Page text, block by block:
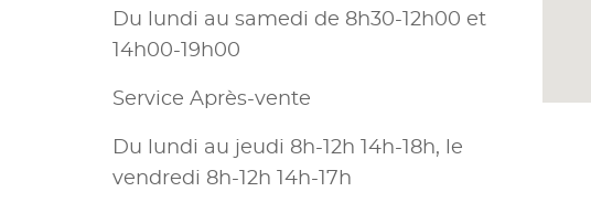
Du lundi au samedi de 8h30-12h00 et
14h00-19h00
Service Après-vente
Du lundi au jeudi 8h-12h 14h-18h, le
vendredi 8h-12h 14h-17h